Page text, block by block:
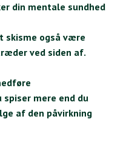
din mentale sundhed
skisme også være
ved siden af.
spiser mere end du
af den påvirkning